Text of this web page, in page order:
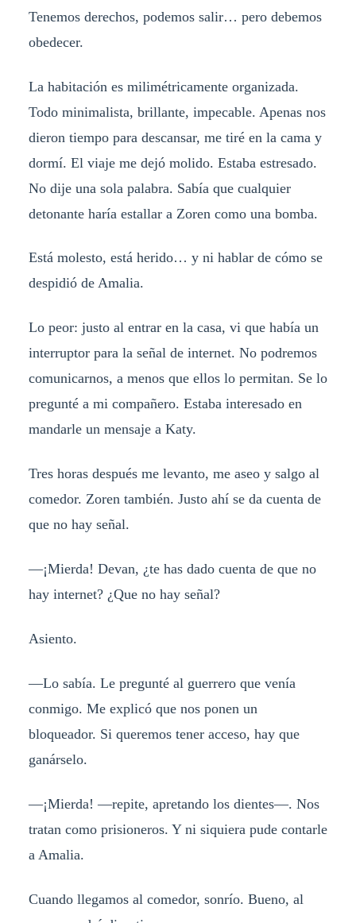
Tenemos derechos, podemos salir… pero debemos
obedecer.
La habitación es milimétricamente organizada.
Todo minimalista, brillante, impecable. Apenas nos
dieron tiempo para descansar, me tiré en la cama y
dormí. El viaje me dejó molido. Estaba estresado.
No dije una sola palabra. Sabía que cualquier
detonante haría estallar a Zoren como una bomba.
Está molesto, está herido… y ni hablar de cómo se
despidió de Amalia.
Lo peor: justo al entrar en la casa, vi que había un
interruptor para la señal de internet. No podremos
comunicarnos, a menos que ellos lo permitan. Se lo
pregunté a mi compañero. Estaba interesado en
mandarle un mensaje a Katy.
Tres horas después me levanto, me aseo y salgo al
comedor. Zoren también. Justo ahí se da cuenta de
que no hay señal.
—¡Mierda! Devan, ¿te has dado cuenta de que no
hay internet? ¿Que no hay señal?
Asiento.
—Lo sabía. Le pregunté al guerrero que venía
conmigo. Me explicó que nos ponen un
bloqueador. Si queremos tener acceso, hay que
ganárselo.
—¡Mierda! —repite, apretando los dientes—. Nos
tratan como prisioneros. Y ni siquiera pude contarle
a Amalia.
Cuando llegamos al comedor, sonrío. Bueno, al